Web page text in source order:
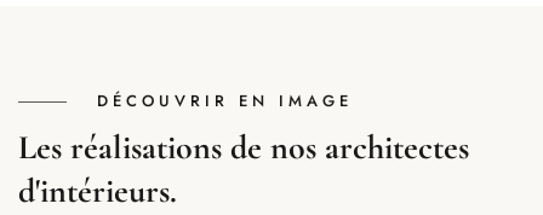
DÉCOUVRIR EN IMAGE
Les réalisations de nos architectes
d'intérieurs.